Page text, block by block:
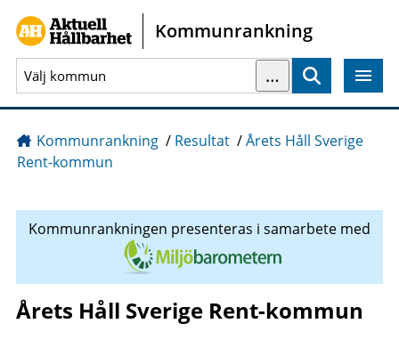
Gå direkt till sidans innehåll
Kommunrankning
…
Kommunrankning / Resultat /Årets Håll Sverige
Rent-kommun
Kommunrankningen presenteras i samarbete med
Årets Håll Sverige Rent-kommun